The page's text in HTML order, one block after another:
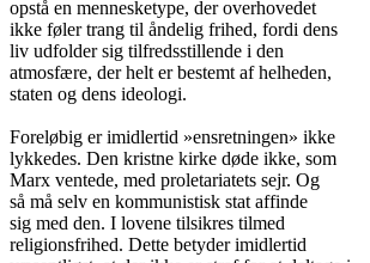
opstå en mennesketype, der overhovedet
ikke føler trang til åndelig frihed, fordi dens
liv udfolder sig tilfredsstillende i den
atmosfære, der helt er bestemt af helheden,
staten og dens ideologi.
Foreløbig er imidlertid »ensretningen» ikke
lykkedes. Den kristne kirke døde ikke, som
Marx ventede, med proletariatets sejr. Og
så må selv en kommunistisk stat affinde
sig med den. I lovene tilsikres tilmed
religionsfrihed. Dette betyder imidlertid